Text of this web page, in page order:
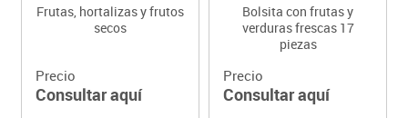
Frutas, hortalizas y frutos
secos
Precio
Consultar aquí
Bolsita con frutas y
verduras frescas 17
piezas
Precio
Consultar aquí